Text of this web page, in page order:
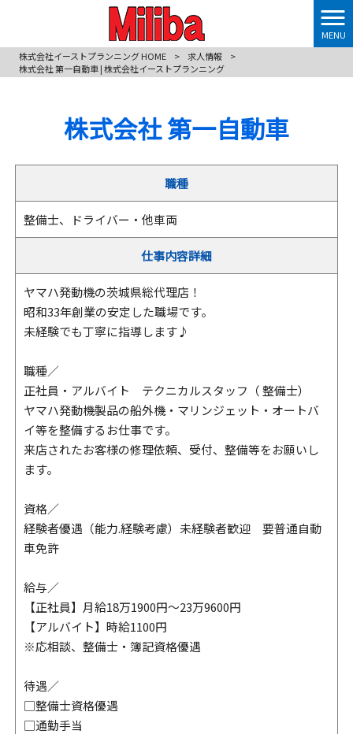
MENU
株式会社イーストプランニング HOME
> 求人情報
>
株式会社 第一自動車 | 株式会社イーストプランニング
株式会社 第一自動車
職種
整備士、ドライバー・他車両
仕事内容詳細
ヤマハ発動機の茨城県総代理店！
昭和33年創業の安定した職場です。
未経験でも丁寧に指導します♪
職種／
正社員・アルバイト テクニカルスタッフ（ 整備士）
ヤマハ発動機製品の船外機・マリンジェット・オートバ
イ等を整備するお仕事です。
来店されたお客様の修理依頼、受付、整備等をお願いし
ます。
資格／
経験者優遇（能力.経験考慮）未経験者歓迎 要普通自動
車免許
給与／
【正社員】月給18万1900円～23万9600円
【アルバイト】時給1100円
※応相談、整備士・簿記資格優遇
待遇／
□整備士資格優遇
□通勤手当